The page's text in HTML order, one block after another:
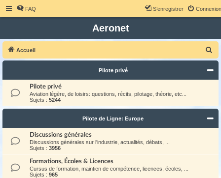
FAQ Connexion
S’enregistrer
Aeronet
Accueil
e
r
c
r
Pilote privé
Pilote privé
Aviation légère, de loisirs: questions, récits, pilotage, théorie, etc...
Sujets : 5244
Pilote de Ligne: Europe
Discussions générales
Discussions générales sur l'industrie, actualités, débats, ...
Sujets : 3956
Formations, Écoles & Licences
Cursus de formation, maintien de compétence, licences, écoles, ...
Sujets : 965